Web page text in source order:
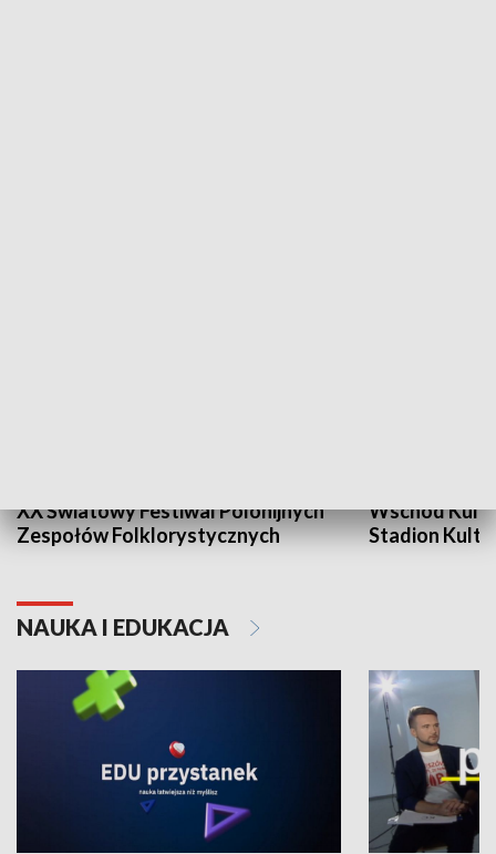
XX Światowy Festiwal Polonijnych
Zespołów Folklorystycznych
Wschód
Stadion
NAUKA I EDUKACJA